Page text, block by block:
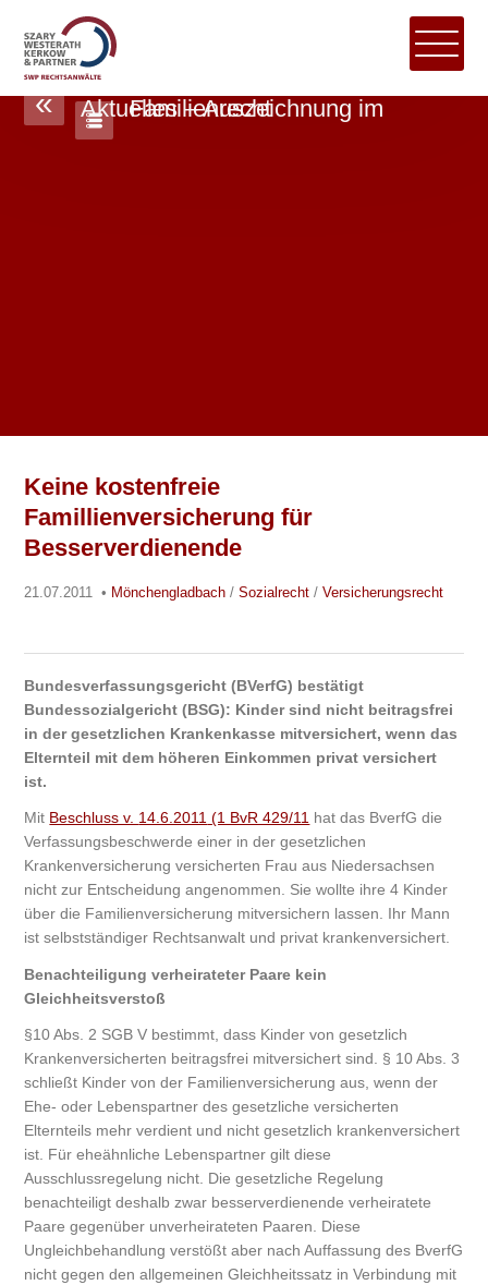
« Aktuelles – Auszeichnung im Familienrecht
Keine kostenfreie
Famillienversicherung für
Besserverdienende
21.07.2011 • Mönchengladbach /Sozialrecht /Versicherungsrecht
Bundesverfassungsgericht (BVerfG) bestätigt
Bundessozialgericht (BSG): Kinder sind nicht beitragsfrei
in der gesetzlichen Krankenkasse mitversichert, wenn das
Elternteil mit dem höheren Einkommen privat versichert
ist.
Mit Beschluss v. 14.6.2011 (1 BvR 429/11 hat das BverfG die
Verfassungsbeschwerde einer in der gesetzlichen
Krankenversicherung versicherten Frau aus Niedersachsen
nicht zur Entscheidung angenommen. Sie wollte ihre 4 Kinder
über die Familienversicherung mitversichern lassen. Ihr Mann
ist selbstständiger Rechtsanwalt und privat krankenversichert.
Benachteiligung verheirateter Paare kein
Gleichheitsverstoß
§10 Abs. 2 SGB V bestimmt, dass Kinder von gesetzlich
Krankenversicherten beitragsfrei mitversichert sind. § 10 Abs. 3
schließt Kinder von der Familienversicherung aus, wenn der
Ehe- oder Lebenspartner des gesetzliche versicherten
Elternteils mehr verdient und nicht gesetzlich krankenversichert
ist. Für eheähnliche Lebenspartner gilt diese
Ausschlussregelung nicht. Die gesetzliche Regelung
benachteiligt deshalb zwar besserverdienende verheiratete
Paare gegenüber unverheirateten Paaren. Diese
Ungleichbehandlung verstößt aber nach Auffassung des BverfG
nicht gegen den allgemeinen Gleichheitssatz in Verbindung mit